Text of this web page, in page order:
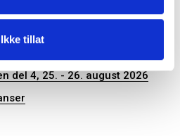
Ikke tillat
del 4, 25. - 26. august 2026